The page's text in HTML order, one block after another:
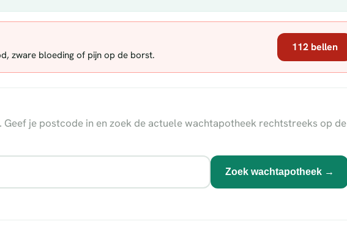
zware bloeding of pijn op de borst.
112 bellen
je postcode in en zoek de actuele wachtapotheek rechtstreeks op de
Zoek wachtapotheek →